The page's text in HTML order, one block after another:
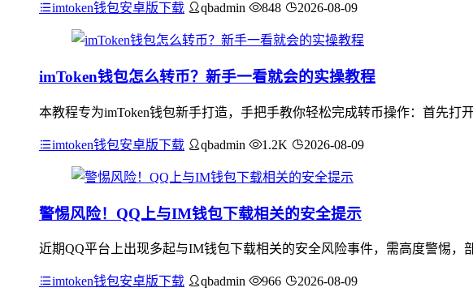
imtoken钱包安卓版下载 qbadmin 848 2026-08-09
imToken钱包怎么转币？新手一看就会的实操教程
本教程专为imToken钱包新手打造，手把手教你轻松完成转币操作：首先打
imtoken钱包安卓版下载 qbadmin 1.2K 2026-08-09
警惕风险！QQ上与IM钱包下载相关的安全提示
近期QQ平台上出现多起与IM钱包下载相关的安全风险事件，需高度警惕
imtoken钱包安卓版下载 qbadmin 966 2026-08-09